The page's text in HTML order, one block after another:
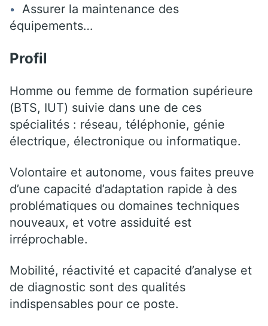
Assurer la maintenance des
équipements…
Profil
Homme ou femme de formation supérieure
(BTS, IUT) suivie dans une de ces
spécialités : réseau, téléphonie, génie
électrique, électronique ou informatique.
Volontaire et autonome, vous faites preuve
d’une capacité d’adaptation rapide à des
problématiques ou domaines techniques
nouveaux, et votre assiduité est
irréprochable.
Mobilité, réactivité et capacité d’analyse et
de diagnostic sont des qualités
indispensables pour ce poste.